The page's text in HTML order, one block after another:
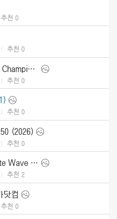
추천 0
추천 0
맥라렌 Artura Spider MCL39 Championship Edition (2026)
추천 0
추천 0
(2026)
추천 0
애스턴 마틴 Vanquish Volante Wave Edition (2026)
추천 2
닷컴
추천 0